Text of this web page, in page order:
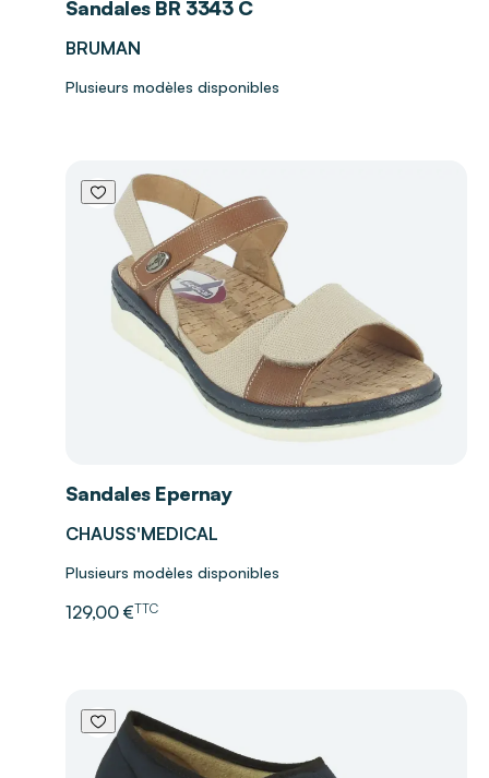
Sandales BR 3343 C
BRUMAN
Plusieurs modèles disponibles
Sandales Epernay
CHAUSS'MEDICAL
Plusieurs modèles disponibles
129,00 €TTC